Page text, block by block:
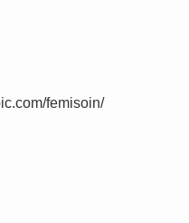
femisoin/